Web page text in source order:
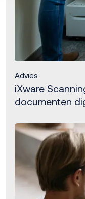
Advies
iXware
documenten